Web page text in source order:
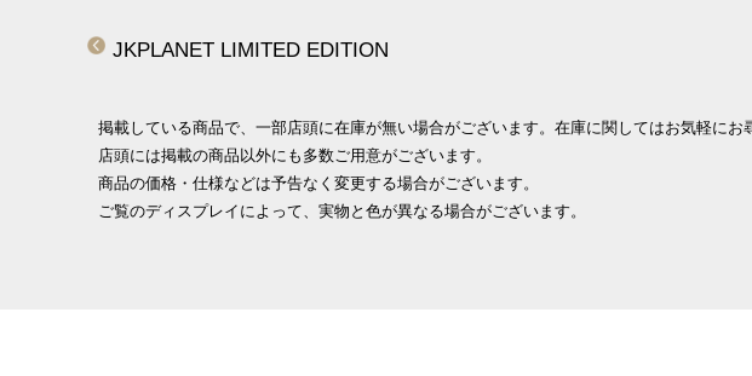
JKPLANET LIMITED EDITION
掲載している商品で、一部店頭に在庫が無い場合がございます。在庫に関してはお気軽にお
店頭には掲載の商品以外にも多数ご用意がございます。
商品の価格・仕様などは予告なく変更する場合がございます。
ご覧のディスプレイによって、実物と色が異なる場合がございます。